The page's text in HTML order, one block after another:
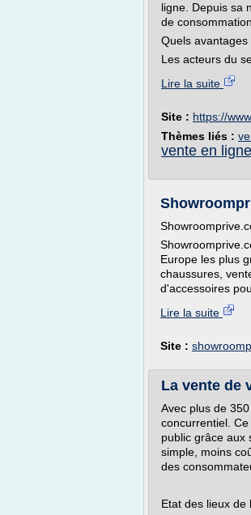
ligne. Depuis sa
de
Quels
Les acteurs du
Lire la suite
Site : https://
Thèmes liés :
vente en
Europe les plus
chaussures,
d'accessoires
Lire la suite
Site :
La vente de
Avec plus de
concurrentiel.
public grâce aux
simple, moins
des
Etat des lieux